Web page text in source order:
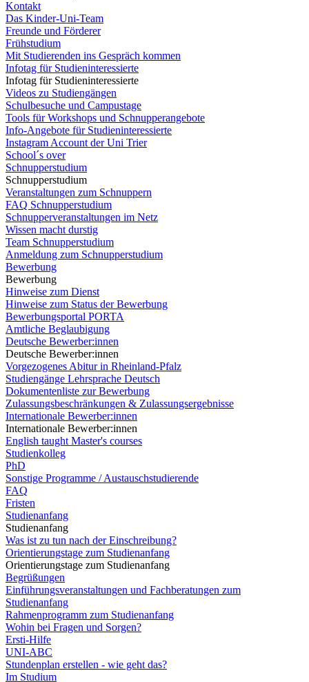
Kontakt
Das Kinder-Uni-Team
Freunde und Förderer
Frühstudium
Mit Studierenden ins Gespräch kommen
Infotag für Studieninteressierte
Infotag für Studieninteressierte
Videos zu Studiengängen
Schulbesuche und Campustage
Tools für Workshops und Schnupperangebote
Info-Angebote für Studieninteressierte
Instagram Account der Uni Trier
School´s over
Schnupperstudium
Schnupperstudium
Veranstaltungen zum Schnuppern
FAQ Schnupperstudium
Schnupperveranstaltungen im Netz
Wissen macht durstig
Team Schnupperstudium
Anmeldung zum Schnupperstudium
Bewerbung
Bewerbung
Hinweise zum Dienst
Hinweise zum Status der Bewerbung
Bewerbungsportal PORTA
Amtliche Beglaubigung
Deutsche Bewerber:innen
Deutsche Bewerber:innen
Vorgezogenes Abitur in Rheinland-Pfalz
Studiengänge Lehrsprache Deutsch
Dokumentenliste zur Bewerbung
Zulassungsbeschränkungen & Zulassungsergebnisse
Internationale Bewerber:innen
Internationale Bewerber:innen
English taught Master's courses
Studienkolleg
PhD
Sonstige Programme / Austauschstudierende
FAQ
Fristen
Studienanfang
Studienanfang
Was ist zu tun nach der Einschreibung?
Orientierungstage zum Studienanfang
Orientierungstage zum Studienanfang
Begrüßungen
Einführungsveranstaltungen und Fachberatungen zum
Studienanfang
Rahmenprogramm zum Studienanfang
Wohin bei Fragen und Sorgen?
Ersti-Hilfe
UNI-ABC
Stundenplan erstellen - wie geht das?
Im Studium